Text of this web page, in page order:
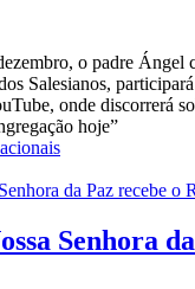
o padre Ángel
Salesianos,
onde discorrerá
hoje”
Senhora